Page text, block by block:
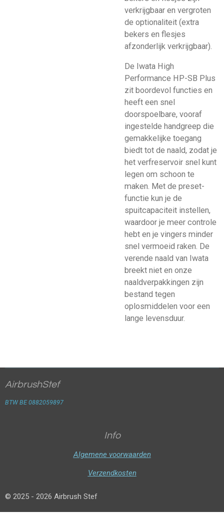
verkrijgbaar en vergroten
de optionaliteit (extra
bekers en flesjes
afzonderlijk verkrijgbaar).
De Iwata High
Performance HP-SB Plus
zit boordevol functies en
heeft een snel
doorspoelbare, vooraf
ingestelde handgreep die
gemakkelijke toegang
biedt tot de naald, zodat je
het verfreservoir snel kunt
legen om schoon te
maken. Met de preset-
functie kun je de
spuitcapaciteit instellen,
waardoor je meer controle
hebt en je vingers minder
snel vermoeid raken. De
verende naald van Iwata
breekt niet en onze
naaldverpakkingen zijn
bestand tegen
oplosmiddelen voor een
lange levensduur.
AirbrushStef
BTW BE 0882059897
Info
Algemene voorwaarden
Verzendkosten
© 2025 - 2026 Airbrush Stef